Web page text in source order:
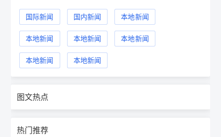
国际新闻 国内新闻 本地新闻
本地新闻 本地新闻 本地新闻
本地新闻 本地新闻
图文热点
热门推荐